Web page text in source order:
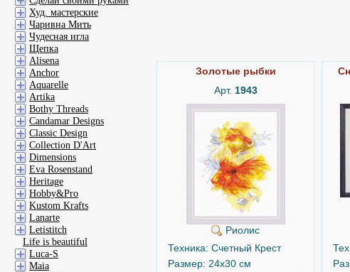
Золотые рыбки
Арт. 1943
Риолис
Техника: Счетный Крест
Размер: 24x30 см
Худ. мастерские
Чаривна Мить
Чудесная игла
Щепка
Alisena
Anchor
Aquarelle
Artika
Bothy Threads
Candamar Designs
Classic Design
Collection D'Art
Dimensions
Eva Rosenstand
Heritage
Hobby&Pro
Kustom Krafts
Lanarte
Letistitch
Life is beautiful
Luca-S
Maia